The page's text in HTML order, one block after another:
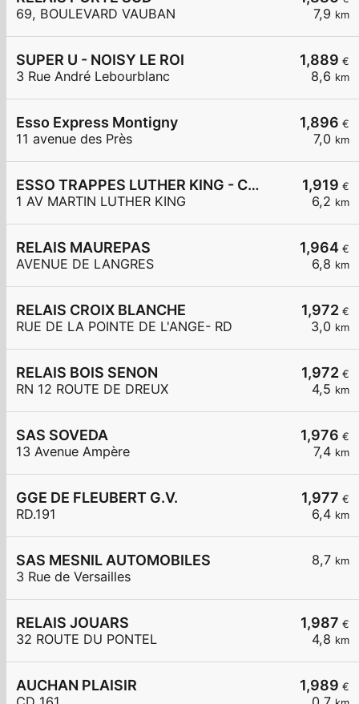
7,9 km
69, BOULEVARD VAUBAN
1,889 €
8,6 km
SUPER U - NOISY LE ROI
3 Rue André Lebourblanc
1,896 €
7,0 km
Esso Express Montigny
11 avenue des Près
1,919 €
6,2 km
ESSO TRAPPES LUTHER KING - CARREFOUR EXPRESS
1 AV MARTIN LUTHER KING
1,964 €
6,8 km
RELAIS MAUREPAS
AVENUE DE LANGRES
1,972 €
3,0 km
RELAIS CROIX BLANCHE
RUE DE LA POINTE DE L'ANGE- RD
1,972 €
4,5 km
RELAIS BOIS SENON
RN 12 ROUTE DE DREUX
1,976 €
7,4 km
SAS SOVEDA
13 Avenue Ampère
1,977 €
6,4 km
GGE DE FLEUBERT G.V.
RD.191
8,7 km
SAS MESNIL AUTOMOBILES
3 Rue de Versailles
1,987 €
4,8 km
RELAIS JOUARS
32 ROUTE DU PONTEL
1,989 €
AUCHAN PLAISIR